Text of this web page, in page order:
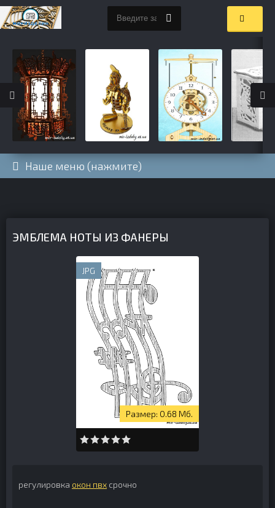
Наше меню (нажмите)
ЭМБЛЕМА НОТЫ ИЗ ФАНЕРЫ
JPG
0.68 Мб.
регулировка окон пвх срочно